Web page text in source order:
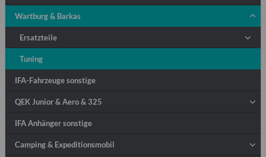
Wartburg & Barkas
Ersatzteile
Tuning
IFA-Fahrzeuge sonstige
QEK Junior & Aero & 325
IFA Anhänger sonstige
Camping & Expeditionsmobil